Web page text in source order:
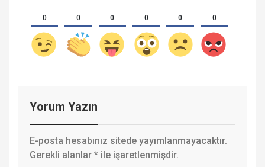
0 0 0 0 0 0
Yorum Yazın
E-posta hesabınız sitede yayımlanmayacaktır.
Gerekli alanlar * ile işaretlenmişdir.